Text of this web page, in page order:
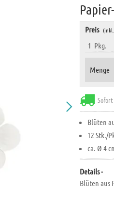
Preis
1 Pkg.
Menge
Blüten
12 Stk./
ca. Ø 4
Details -
Blüten aus